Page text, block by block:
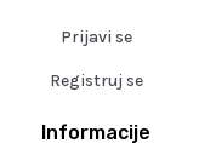
Informacije
Prijavi se
Registruj se